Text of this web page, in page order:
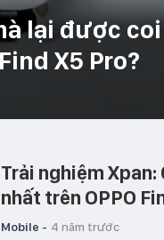
lại được
X5 Pro?
Trải nghiệm
nhất trên OPPO
Mobile - 4 năm trước